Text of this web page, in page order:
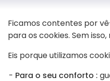
de arco-íris à escolha, e de
é
Ficamos contentes por
para os cookies. Sem
Eis porque utilizamos
Para o seu conforto :